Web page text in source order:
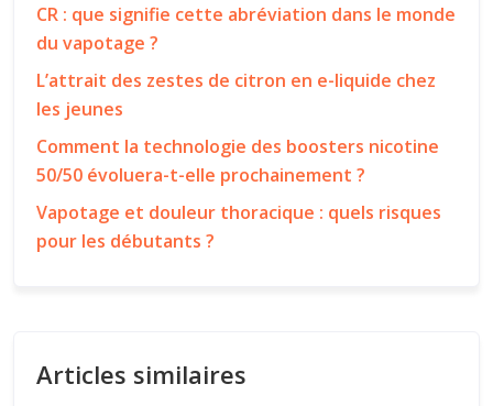
CR : que signifie cette abréviation dans le monde
du vapotage ?
L’attrait des zestes de citron en e-liquide chez
les jeunes
Comment la technologie des boosters nicotine
50/50 évoluera-t-elle prochainement ?
Vapotage et douleur thoracique : quels risques
pour les débutants ?
Articles similaires